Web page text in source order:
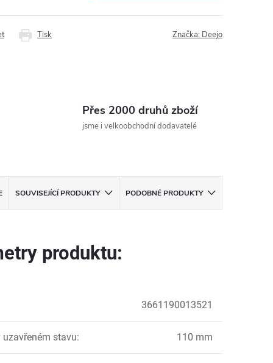
Tisk Značka: Deejo
Přes 2000 druhů zboží
jsme i velkoobchodní dodavatelé
SOUVISEJÍCÍ PRODUKTY PODOBNÉ PRODUKTY
produktu:
3661190013521
uzavřeném stavu: 110 mm